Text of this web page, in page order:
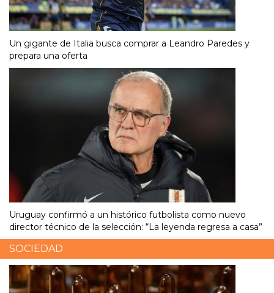
Un gigante de Italia busca comprar a Leandro Paredes y
prepara una oferta
Uruguay confirmó a un histórico futbolista como nuevo
director técnico de la selección: “La leyenda regresa a casa”
SOCIEDAD